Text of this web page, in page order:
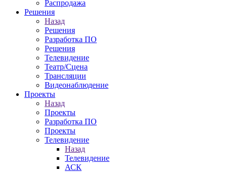
Распродажа
Решения
Назад
Решения
Разработка ПО
Решения
Телевидение
Театр/Сцена
Трансляции
Видеонаблюдение
Проекты
Назад
Проекты
Разработка ПО
Проекты
Телевидение
Назад
Телевидение
АСК